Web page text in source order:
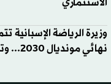
الاستثماري
وزيرة الرياضة
نهائي مونديال 2030... وتؤكد: مدريد الأجدر